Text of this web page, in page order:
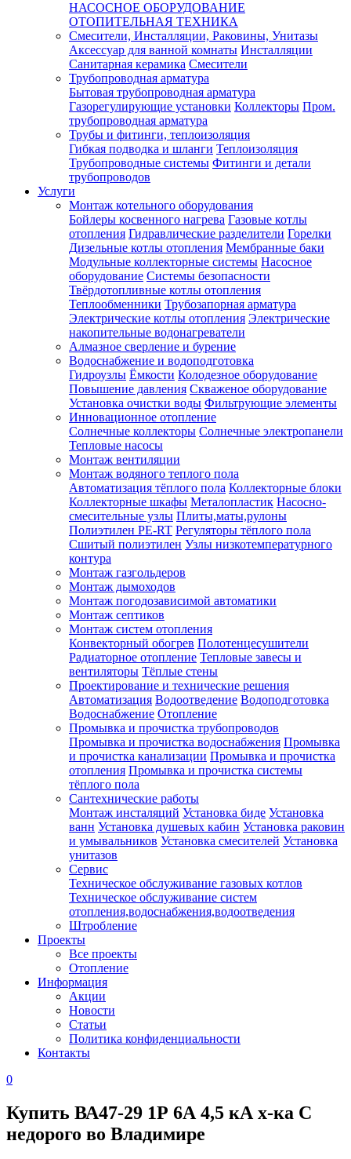
НАСОСНОЕ ОБОРУДОВАНИЕ
ОТОПИТЕЛЬНАЯ ТЕХНИКА
Смесители, Инсталляции, Раковины, Унитазы
Аксессуар для ванной комнаты Инсталляции
Санитарная керамика Смесители
Трубопроводная арматура
Бытовая трубопроводная арматура
Газорегулирующие установки Коллекторы Пром.
трубопроводная арматура
Трубы и фитинги, теплоизоляция
Гибкая подводка и шланги Теплоизоляция
Трубопроводные системы Фитинги и детали
трубопроводов
Услуги
Монтаж котельного оборудования
Бойлеры косвенного нагрева Газовые котлы
отопления Гидравлические разделители Горелки
Дизельные котлы отопления Мембранные баки
Модульные коллекторные системы Насосное
оборудование Системы безопасности
Твёрдотопливные котлы отопления
Теплообменники Трубозапорная арматура
Электрические котлы отопления Электрические
накопительные водонагреватели
Алмазное сверление и бурение
Водоснабжение и водоподготовка
Гидроузлы Ёмкости Колодезное оборудование
Повышение давления Скваженое оборудование
Установка очистки воды Фильтрующие элементы
Инновационное отопление
Солнечные коллекторы Солнечные электропанели
Тепловые насосы
Монтаж вентиляции
Монтаж водяного теплого пола
Автоматизация тёплого пола Коллекторные блоки
Коллекторные шкафы Металопластик Насосно-
смесительные узлы Плиты,маты,рулоны
Полиэтилен PE-RT Регуляторы тёплого пола
Сшитый полиэтилен Узлы низкотемпературного
контура
Монтаж газгольдеров
Монтаж дымоходов
Монтаж погодозависимой автоматики
Монтаж септиков
Монтаж систем отопления
Конвекторный обогрев Полотенцесушители
Радиаторное отопление Тепловые завесы и
вентиляторы Тёплые стены
Проектирование и технические решения
Автоматизация Водоотведение Водоподготовка
Водоснабжение Отопление
Промывка и прочистка трубопроводов
Промывка и прочистка водоснабжения Промывка
и прочистка канализации Промывка и прочистка
отопления Промывка и прочистка системы
тёплого пола
Сантехнические работы
Монтаж инсталяций Установка биде Установка
ванн Установка душевых кабин Установка раковин
и умывальников Установка смесителей Установка
унитазов
Сервис
Техническое обслуживание газовых котлов
Техническое обслуживание систем
отопления,водоснабжения,водоотведения
Штробление
Проекты
Все проекты
Отопление
Информация
Акции
Новости
Статьи
Политика конфиденциальности
Контакты
0
Купить ВА47-29 1Р 6А 4,5 кА х-ка С
недорого во Владимире